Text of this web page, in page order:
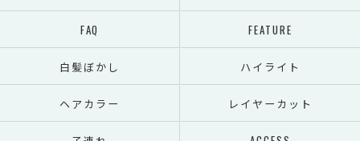
FAQ FEATURE
白髪ぼかし ハイライト
ヘアカラー レイヤーカット